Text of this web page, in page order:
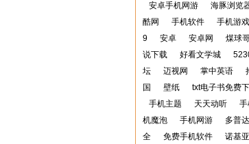
安卓手机网游 海豚浏览
酷网
手机软件 手机游戏
9
安卓 安卓网 煤球
说下载
好看文学城
坛
迈视网 掌中英语
国
壁纸 txt电子书免费
手机主题
天天动听
机魔泡
手机网游 多普
全
免费手机软件 诺基